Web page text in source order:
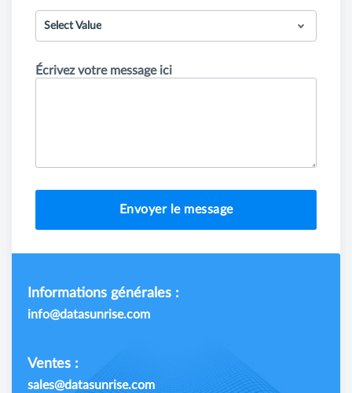
Select Value
Écrivez votre message ici
Envoyer le message
Informations générales :
info@datasunrise.com
Ventes :
sales@datasunrise.com